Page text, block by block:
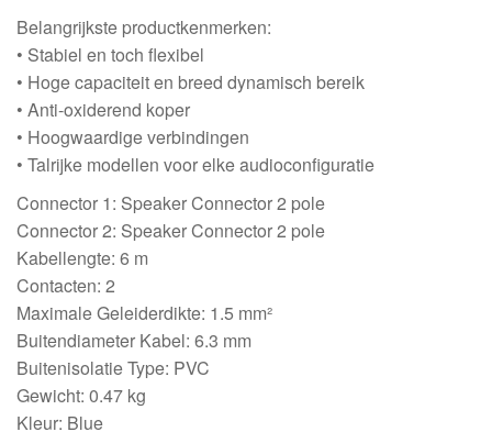
Belangrijkste productkenmerken:
• Stabiel en toch flexibel
• Hoge capaciteit en breed dynamisch bereik
• Anti-oxiderend koper
• Hoogwaardige verbindingen
• Talrijke modellen voor elke audioconfiguratie
Connector 1: Speaker Connector 2 pole
Connector 2: Speaker Connector 2 pole
Kabellengte: 6 m
Contacten: 2
Maximale Geleiderdikte: 1.5 mm²
Buitendiameter Kabel: 6.3 mm
Buitenisolatie Type: PVC
Gewicht: 0.47 kg
Kleur: Blue